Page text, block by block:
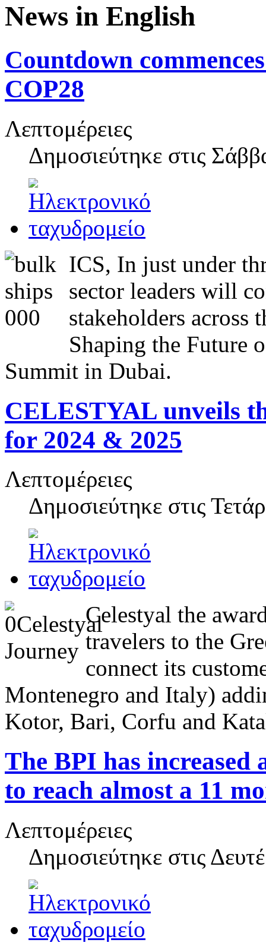
News in English
Countdown
COP28
Λεπτομέρειες
Δημοσιεύτηκε στις
ICS, In just under
sector leaders will
stakeholders across
Shaping the Future
Summit in Dubai.
CELESTYAL unveils
for 2024 & 2025
Λεπτομέρειες
Δημοσιεύτηκε στις
Celestyal the
travelers to the
connect its
Montenegro and Italy)
Kotor, Bari, Corfu and
The BPI has increased
to reach almost a 11
Λεπτομέρειες
Δημοσιεύτηκε στις